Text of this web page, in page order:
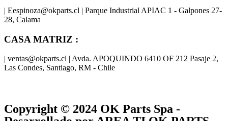
| Eespinoza@okparts.cl | Parque Industrial APIAC 1 - Galpones 27-
28, Calama
CASA MATRIZ :
| ventas@okparts.cl | Avda. APOQUINDO 6410 OF 212 Pasaje 2,
Las Condes, Santiago, RM - Chile
Copyright © 2024 OK Parts Spa -